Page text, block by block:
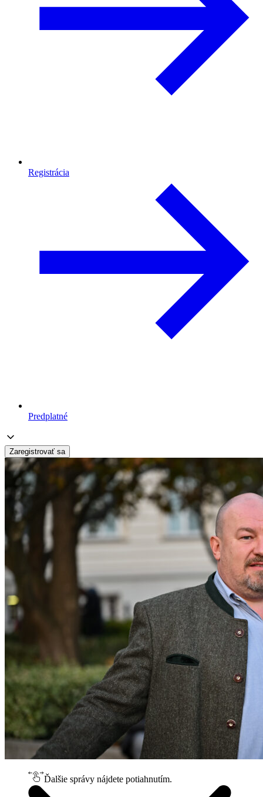
Registrácia
Predplatné
Zaregistrovať sa
Ďalšie správy nájdete potiahnutím.